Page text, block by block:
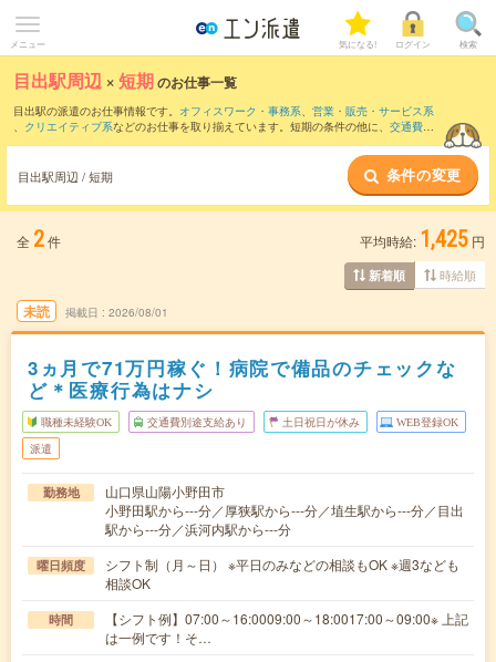
メニュー 気になる! ログイン 検索
目出駅周辺 ×短期のお仕事一覧
目出駅の派遣のお仕事情報です。 オフィスワーク・事務系、 営業・販売・サービス系
、 クリエイティブ系などのお仕事を取り揃えています。短期の条件の他に、 交通費別
目出駅周辺 / 短期 条件の変更
全 2件 平均時給: 1,425 円
新着順 時給順
未読 掲載日 2026/08/01
3ヵ月で71万円稼ぐ！病院で備品のチェックな
ど＊医療行為はナシ
職種未経験OK 交通費別途支給あり 土日祝日が休み WEB登録OK
派遣
勤務地
山口県山陽小野田市
小野田駅から---分／厚狭駅から---分／埴生駅から---分／目出
駅から---分／浜河内駅から---分
曜日頻度
シフト制（月～日） ※平日のみなどの相談もOK ※週3なども
相談OK
時間
【シフト例】07:00～16:0009:00～18:0017:00～09:00※ 上記
は一例です！そ…